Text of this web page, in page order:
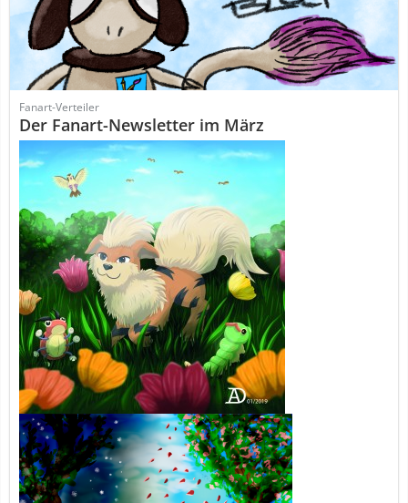
Fanart-Verteiler
Der Fanart-Newsletter im März